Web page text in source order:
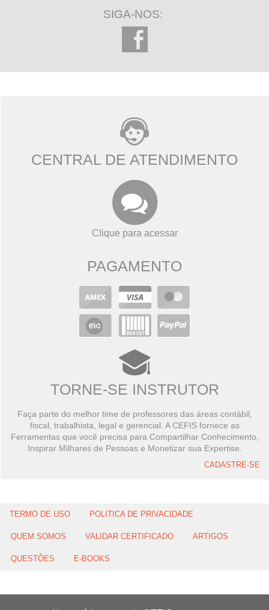
SIGA-NOS:
CENTRAL DE ATENDIMENTO
Clique para acessar
PAGAMENTO
TORNE-SE INSTRUTOR
Faça parte do melhor time de professores das áreas contábil,
fiscal, trabalhista, legal e gerencial. A CEFIS fornece as
Ferramentas que você precisa para Compartilhar Conhecimento,
Inspirar Milhares de Pessoas e Monetizar sua Expertise.
CADASTRE-SE
TERMO DE USO POLITICA DE PRIVACIDADE
QUEM SOMOS VALIDAR CERTIFICADO ARTIGOS
QUESTÕES E-BOOKS